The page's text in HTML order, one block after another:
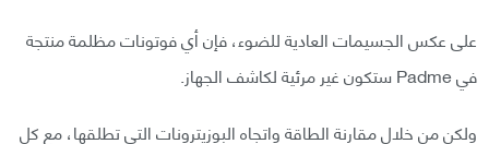
على عكس الجسيمات العادية للضوء، فإن أي فوتونات مظلمة منتجة
في Padme ستكون غير مرئية لكاشف الجهاز.
ولكن من خلال مقارنة الطاقة واتجاه البوزيترونات التي تطلقها، مع كل